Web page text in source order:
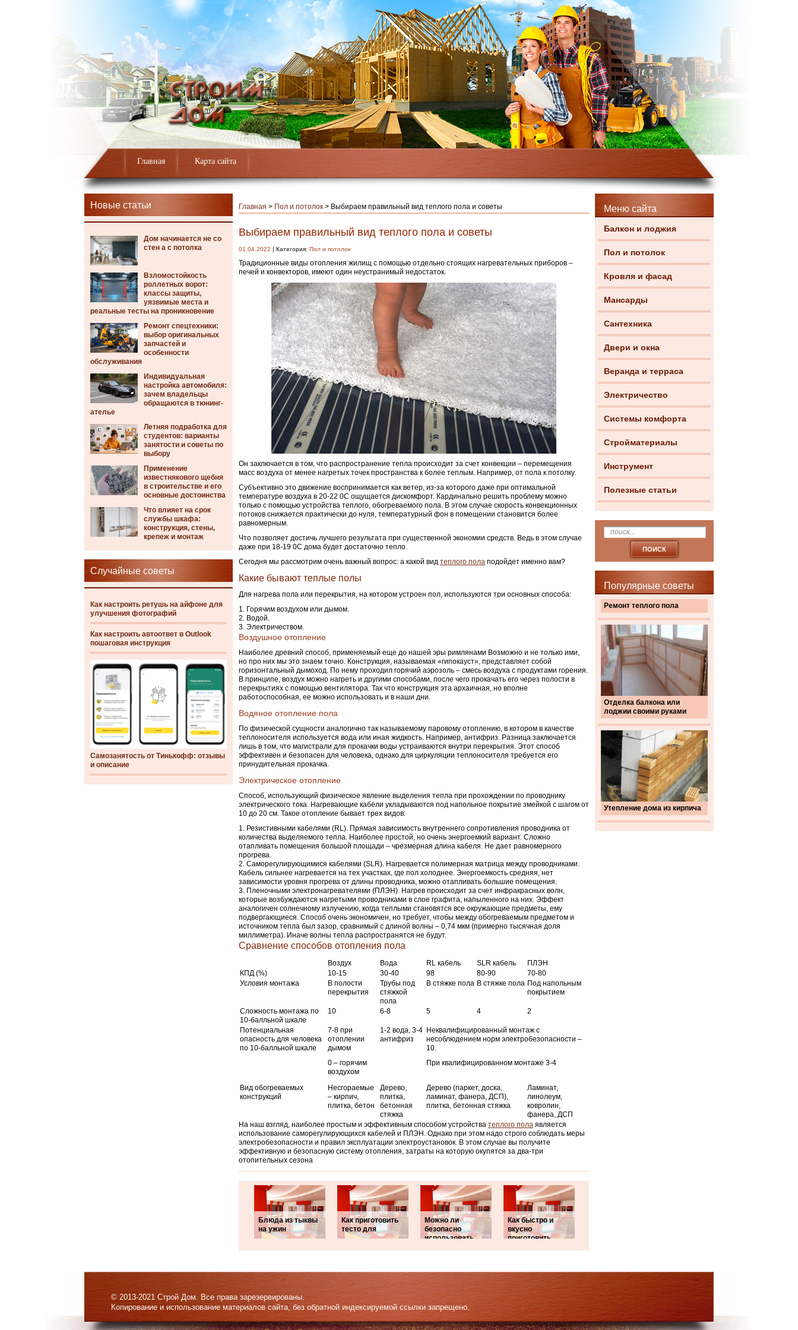
Главная Карта сайта
Новые статьи
Дом начинается не со
стен а с потолка
Взломостойкость
роллетных ворот:
классы защиты,
уязвимые места и
реальные тесты на проникновение
Ремонт спецтехники:
выбор оригинальных
запчастей и
особенности
обслуживания
Индивидуальная
настройка автомобиля:
зачем владельцы
обращаются в тюнинг-
ателье
Летняя подработка для
студентов: варианты
занятости и советы по
выбору
Применение
известнякового щебня
в строительстве и его
основные достоинства
Что влияет на срок
службы шкафа:
конструкция, стены,
крепеж и монтаж
Случайные советы
Как настроить ретушь на айфоне для
улучшения фотографий
Как настроить автоответ в Outlook
пошаговая инструкция
Самозанятость от Тинькофф: отзывы
и описание
Меню сайта
Балкон и лоджия
Пол и потолок
Кровля и фасад
Мансарды
Сантехника
Двери и окна
Веранда и терраса
Электричество
Системы комфорта
Стройматериалы
Инструмент
Полезные статьи
Популярные советы
Ремонт теплого пола
Отделка балкона или
лоджии своими руками
Утепление дома из кирпича
Главная > Пол и потолок > Выбираем правильный вид теплого пола и советы
Выбираем правильный вид теплого пола и советы
01.04.2022 | Категория: Пол и потолок
Традиционные виды отопления жилищ с помощью отдельно стоящих нагревательных приборов –
печей и конвекторов, имеют один неустранимый недостаток.
Он заключается в том, что распространение тепла происходит за счет конвекции – перемещения
масс воздуха от менее нагретых точек пространства к более теплым. Например, от пола к потолку.
Субъективно это движение воспринимается как ветер, из-за которого даже при оптимальной
температуре воздуха в 20-22 0С ощущается дискомфорт. Кардинально решить проблему можно
только с помощью устройства теплого, обогреваемого пола. В этом случае скорость конвекционных
потоков снижается практически до нуля, температурный фон в помещении становится более
равномерным.
Что позволяет достичь лучшего результата при существенной экономии средств. Ведь в этом случае
даже при 18-19 0С дома будет достаточно тепло.
Сегодня мы рассмотрим очень важный вопрос: а какой вид теплого пола подойдет именно вам?
Какие бывают теплые полы
Для нагрева пола или перекрытия, на котором устроен пол, используются три основных способа:
Горячим воздухом или дымом.
Водой.
Электричеством.
Воздушное отопление
Наиболее древний способ, применяемый еще до нашей эры римлянами Возможно и не только ими,
но про них мы это знаем точно. Конструкция, называемая «гипокауст», представляет собой
горизонтальный дымоход. По нему проходил горячий аэрозоль – смесь воздуха с продуктами горения.
В принципе, воздух можно нагреть и другими способами, после чего прокачать его через полости в
перекрытиях с помощью вентилятора. Так что конструкция эта архаичная, но вполне
работоспособная, ее можно использовать и в наши дни.
Водяное отопление пола
По физической сущности аналогично так называемому паровому отоплению, в котором в качестве
теплоносителя используется вода или иная жидкость. Например, антифриз. Разница заключается
лишь в том, что магистрали для прокачки воды устраиваются внутри перекрытия. Этот способ
эффективен и безопасен для человека, однако для циркуляции теплоносителя требуется его
принудительная прокачка.
Электрическое отопление
Способ, использующий физическое явление выделения тепла при прохождении по проводнику
электрического тока. Нагревающие кабели укладываются под напольное покрытие змейкой с шагом от
10 до 20 см. Такое отопление бывает трех видов:
Резистивными кабелями (RL). Прямая зависимость внутреннего сопротивления проводника от
количества выделяемого тепла. Наиболее простой, но очень энергоемкий вариант. Сложно
отапливать помещения большой площади – чрезмерная длина кабеля. Не дает равномерного
прогрева.
Саморегулирующимися кабелями (SLR). Нагревается полимерная матрица между проводниками.
Кабель сильнее нагревается на тех участках, где пол холоднее. Энергоемкость средняя, нет
зависимости уровня прогрева от длины проводника, можно отапливать большие помещения.
Пленочными электронагревателями (ПЛЭН). Нагрев происходит за счет инфракрасных волн,
которые возбуждаются нагретыми проводниками в слое графита, напыленного на них. Эффект
аналогичен солнечному излучению, когда теплыми становятся все окружающие предметы, ему
подвергающиеся. Способ очень экономичен, но требует, чтобы между обогреваемым предметом и
источником тепла был зазор, сравнимый с длиной волны – 0,74 мкм (примерно тысячная доля
миллиметра). Иначе волны тепла распространятся не будут.
Сравнение способов отопления пола
Воздух Вода RL кабель SLR кабель
ПЛЭН
КПД (%)
10-15 30-40 98 80-90
70-80
Условия монтажа
В полости
перекрытия
Трубы под
стяжкой
пола
В стяжке пола В стяжке пола Под напольным
покрытием
Сложность монтажа по
10-балльной шкале
10 6-8 5 4 2
Потенциальная
опасность для человека
по 10-балльной шкале
7-8 при
отоплении
дымом
0 – горячим
воздухом
1-2 вода, 3-4
антифриз
Неквалифицированный монтаж с
несоблюдением норм электробезопасности –
10.
При квалифицированном монтаже 3-4
Вид обогреваемых
конструкций
Несгораемые
– кирпич,
плитка, бетон
Дерево,
плитка,
бетонная
стяжка
Дерево (паркет, доска,
ламинат, фанера, ДСП),
плитка, бетонная стяжка
Ламинат,
линолеум,
ковролин,
фанера, ДСП
На наш взгляд, наиболее простым и эффективным способом устройства теплого пола является
использование саморегулирующихся кабелей и ПЛЭН. Однако при этом надо строго соблюдать меры
электробезопасности и правил эксплуатации электроустановок. В этом случае вы получите
эффективную и безопасную систему отопления, затраты на которую окупятся за два-три
отопительных сезона
Блюда из тыквы
на ужин
Как приготовить
тесто для
Можно ли
безопасно
использовать
Как быстро и
вкусно
приготовить
© 2013-2021 Строй Дом. Все права зарезервированы.
Копирование и использование материалов сайта, без обратной индексируемой ссылки запрещено.